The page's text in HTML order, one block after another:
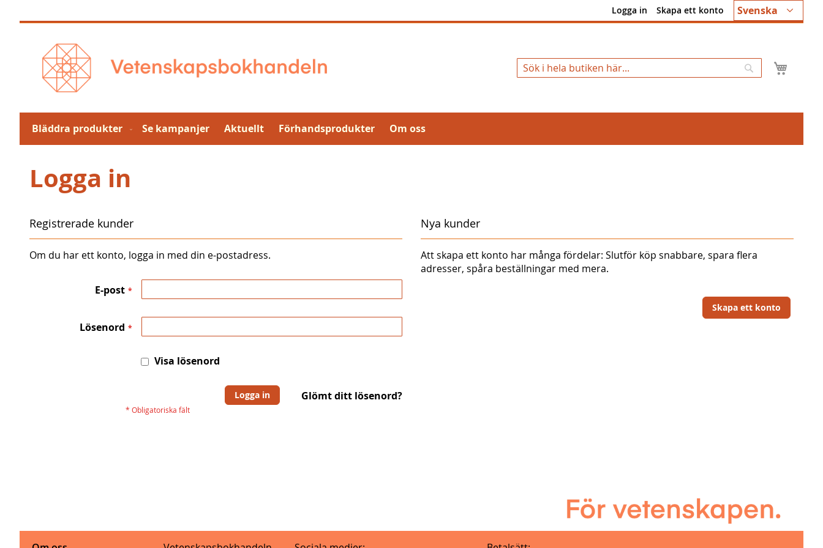
till
Språk
Svenska
Logga in Skapa ett konto
Sök
Bläddra produkter Se kampanjer Aktuellt Förhandsprodukter Om oss
Logga in
Registrerade kunder
Om du har ett konto, logga in med din e-postadress.
E-post
Lösenord
Visa lösenord
Logga in Glömt ditt lösenord?
Nya kunder
Att skapa ett konto har många fördelar: Slutför köp snabbare, spara flera
adresser, spåra beställningar med mera.
Skapa ett konto